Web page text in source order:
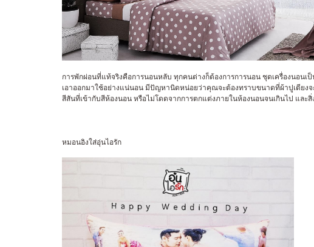
การพักผ่อนที่แท้จริงคือการนอนหลับ ทุกคนต่างก็ต้องการการนอน ชุดเครื่องนอน
เอาออกมาใช้อย่างแน่นอน มีปัญหานิดหน่อยว่าคุณจะต้องทราบขนาดที่ผ้าปูเตียง
สีสันที่เข้ากับสีห้องนอน หรือไม่โดดจากการตกแต่งภายในห้องนอนจนเกินไป แล
หมอนอิงใส่อุ่นไอรัก